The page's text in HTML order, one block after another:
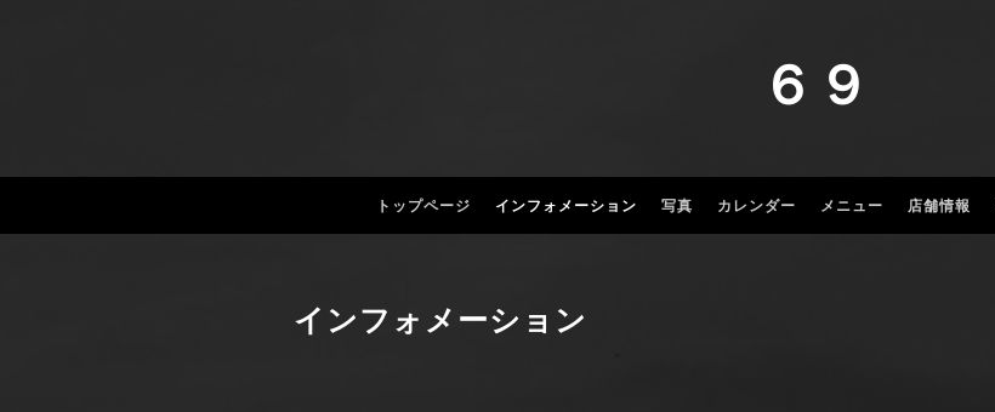
６９
トップページ インフォメーション 写真 カレンダー メニュー 店舗情報
インフォメーション